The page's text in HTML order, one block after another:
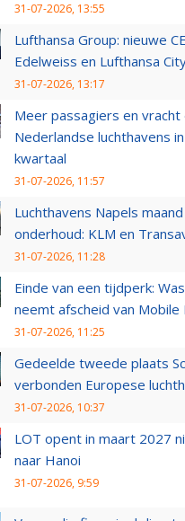
31-07-2026, 13:55
Lufthansa Group: nieuwe
Edelweiss en Lufthansa
31-07-2026, 13:17
Meer passagiers en vracht
Nederlandse luchthavens
kwartaal
31-07-2026, 11:57
Luchthavens Napels
onderhoud: KLM en
31-07-2026, 11:28
Einde van een tijdperk:
neemt afscheid van Mobile
31-07-2026, 11:25
Gedeelde tweede plaats
verbonden Europese
31-07-2026, 10:37
LOT opent in maart 2027
naar Hanoi
31-07-2026, 9:59